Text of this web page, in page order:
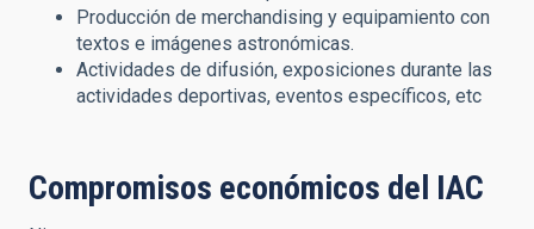
Producción de merchandising y equipamiento con
textos e imágenes astronómicas.
Actividades de difusión, exposiciones durante las
actividades deportivas, eventos específicos, etc
Compromisos económicos del IAC